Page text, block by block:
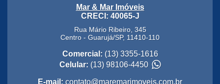
Mar & Mar Imóveis
CRECI: 40065-J
Rua Mário Ribeiro, 345
Centro - Guarujá/SP, 11410-110
Comercial: (13) 3355-1616
Celular: (13) 98106-4450
E-mail: contato@maremarimoveis.com.br